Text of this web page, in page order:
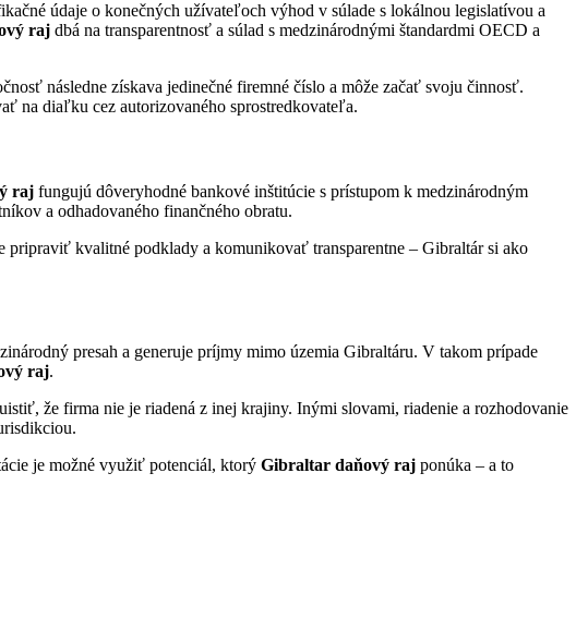
údaje o konečných užívateľoch výhod v súlade s lokálnou legislatívou a
raj dbá na transparentnosť a súlad s medzinárodnými štandardmi OECD a
následne získava jedinečné firemné číslo a môže začať svoju činnosť.
na diaľku cez autorizovaného sprostredkovateľa.
raj fungujú dôveryhodné bankové inštitúcie s prístupom k medzinárodným
a odhadovaného finančného obratu.
pripraviť kvalitné podklady a komunikovať transparentne – Gibraltár si ako
presah a generuje príjmy mimo územia Gibraltáru. V takom prípade
raj.
že firma nie je riadená z inej krajiny. Inými slovami, riadenie a rozhodovanie
je možné využiť potenciál, ktorý Gibraltar daňový raj ponúka – a to